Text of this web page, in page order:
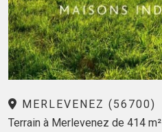
MERLEVENEZ (56700)
Terrain à Merlevenez de 414 m²